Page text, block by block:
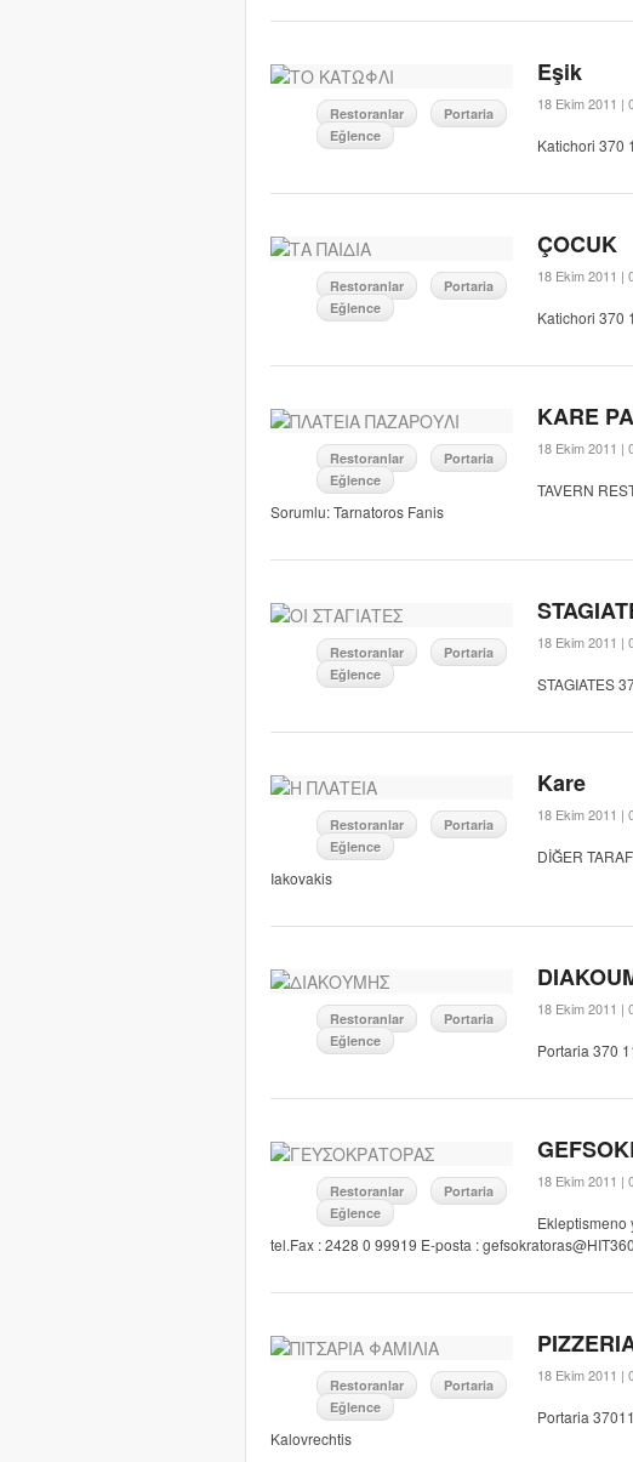
Restoranlar
Portaria
Eğlence
Eşik
18 Ekim 2011 |
Katichori 370
Restoranlar
Portaria
Eğlence
ÇOCUK
18 Ekim 2011 |
Katichori 370
Restoranlar
Portaria
Eğlence
KARE
18 Ekim 2011 |
TAVERN
Sorumlu: Tarnatoros Fanis
Restoranlar
Portaria
Eğlence
18 Ekim 2011 |
STAGIATES
Restoranlar
Portaria
Eğlence
Kare
18 Ekim 2011 |
DİĞER
Iakovakis
Restoranlar
Portaria
Eğlence
18 Ekim 2011 |
Portaria 370
Restoranlar
Portaria
Eğlence
18 Ekim 2011 |
Ekleptismeno
tel.Fax : 2428 0 99919 E-posta :
Restoranlar
Portaria
Eğlence
18 Ekim 2011 |
Portaria
Kalovrechtis